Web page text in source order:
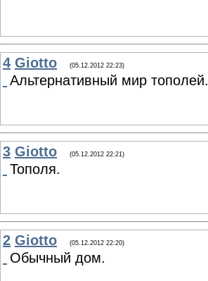
4 Giotto (05.12.2012 22:23)
Альтернативный мир тополей.
3 Giotto (05.12.2012 22:21)
Тополя.
2 Giotto (05.12.2012 22:20)
Обычный дом.